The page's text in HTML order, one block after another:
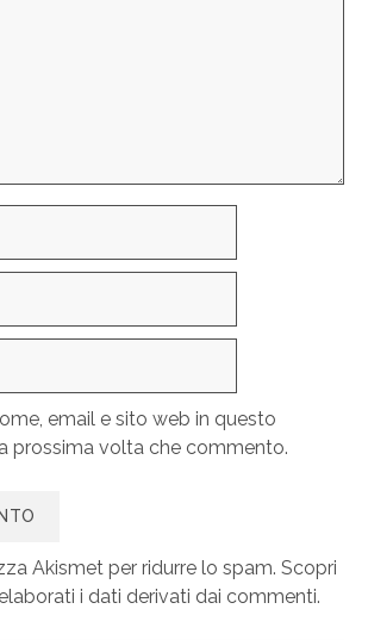
email e sito web in questo
prossima volta che commento.
Akismet per ridurre lo spam. Scopri
i dati derivati dai commenti.